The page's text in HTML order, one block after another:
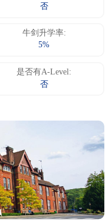
否
牛剑升学率:
5%
是否有A-Level:
否